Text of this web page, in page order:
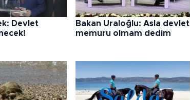
Devlet
Bakan Uraloğlu: Asla devlet
memuru olmam dedim